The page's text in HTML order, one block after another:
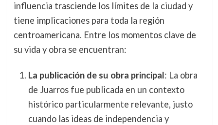
influencia trasciende los límites de la ciudad y
tiene implicaciones para toda la región
centroamericana. Entre los momentos clave de
su vida y obra se encuentran:
La publicación de su obra principal: La obra
de Juarros fue publicada en un contexto
histórico particularmente relevante, justo
cuando las ideas de independencia y